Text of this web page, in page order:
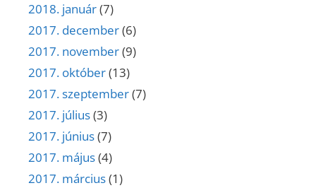
2018. január(7)
2017. december(6)
2017. november(9)
2017. október(13)
2017. szeptember(7)
2017. július(3)
2017. június(7)
2017. május(4)
2017. március(1)